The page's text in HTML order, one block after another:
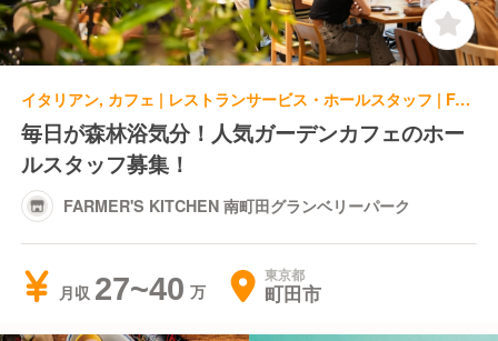
イタリアン, カフェ | レストランサービス・ホールスタッフ | FARMER'S KITCHEN 南町田グランベリーパーク
毎日が森林浴気分！人気ガーデンカフェのホー
ルスタッフ募集！
FARMER'S KITCHEN 南町田グランベリーパーク
月収 27~40 東京都
町田市